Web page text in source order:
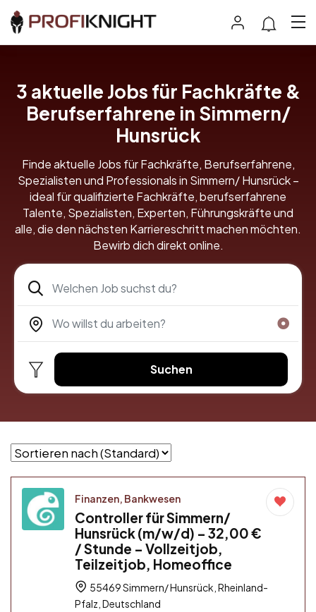
3 aktuelle Jobs für Fachkräfte &
Berufserfahrene in Simmern/
Hunsrück
Finde aktuelle Jobs für Fachkräfte, Berufserfahrene,
Spezialisten und Professionals in Simmern/ Hunsrück –
ideal für qualifizierte Fachkräfte, berufserfahrene
Talente, Spezialisten, Experten, Führungskräfte und
alle, die den nächsten Karriereschritt machen möchten.
Bewirb dich direkt online.
Suchen
Finanzen, Bankwesen
Controller für Simmern/
Hunsrück (m/w/d) – 32,00 €
/ Stunde – Vollzeitjob,
Teilzeitjob, Homeoffice
55469 Simmern/ Hunsrück, Rheinland-
Pfalz, Deutschland